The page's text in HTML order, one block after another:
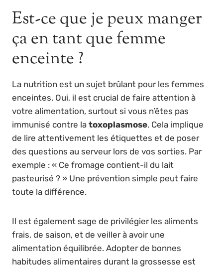
Est-ce que je peux manger
ça en tant que femme
enceinte ?
La nutrition est un sujet brûlant pour les femmes
enceintes. Oui, il est crucial de faire attention à
votre alimentation, surtout si vous n’êtes pas
immunisé contre la toxoplasmose. Cela implique
de lire attentivement les étiquettes et de poser
des questions au serveur lors de vos sorties. Par
exemple : « Ce fromage contient-il du lait
pasteurisé ? » Une prévention simple peut faire
toute la différence.
Il est également sage de privilégier les aliments
frais, de saison, et de veiller à avoir une
alimentation équilibrée. Adopter de bonnes
habitudes alimentaires durant la grossesse est